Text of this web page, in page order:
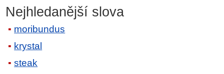
Nejhledanější slova
moribundus
krystal
steak